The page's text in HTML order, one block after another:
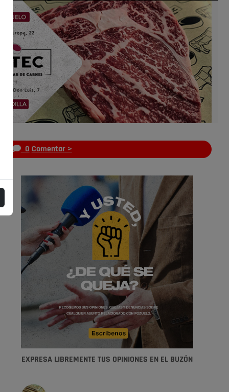
0 Comentar >
EXPRESA LIBREMENTE TUS OPINIONES EN EL BUZÓN